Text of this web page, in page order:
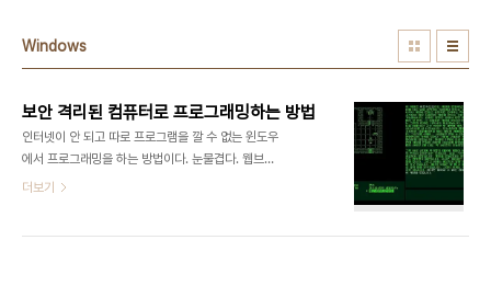
Windows
보안 격리된 컴퓨터로 프로그래밍하는 방법
인터넷이 안 되고 따로 프로그램을 깔 수 없는 윈도우
에서 프로그래밍을 하는 방법이다. 눈물겹다. 웹브라
우저와 메모장으로 HTML, Javascript, AJAX,
더보기